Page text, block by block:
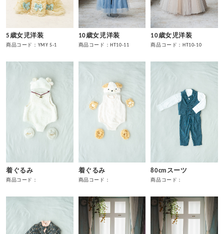
5歳女児洋装
商品コード：YMY 5-1
10歳女児洋装
商品コード：HT10-11
10歳女児洋装
商品コード：HT10-10
着ぐるみ
商品コード：
着ぐるみ
商品コード：
80cmスーツ
商品コード：